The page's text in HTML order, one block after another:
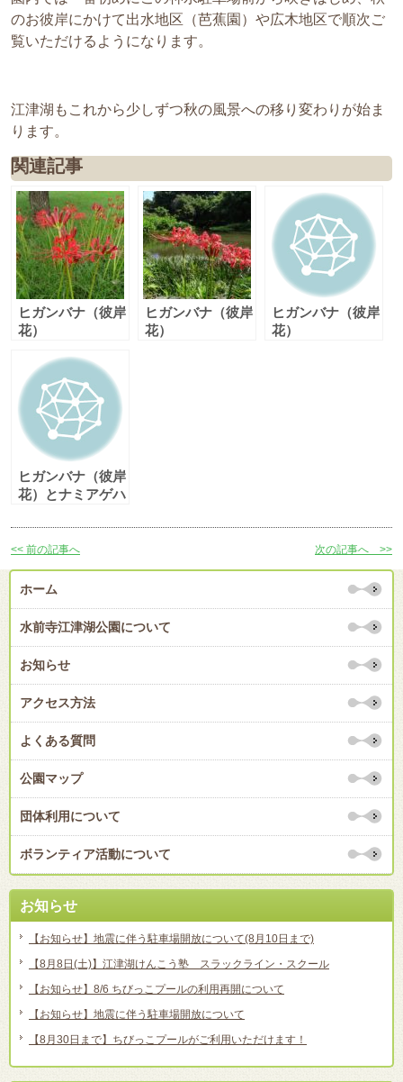
のお彼岸にかけて出水地区（芭蕉園）や広木地区で順次ご
覧いただけるようになります。
江津湖もこれから少しずつ秋の風景への移り変わりが始ま
ります。
関連記事
ヒガンバナ（彼岸
花）
ヒガンバナ（彼岸
花）
ヒガンバナ（彼岸
花）
ヒガンバナ（彼岸
花）とナミアゲハ
<< 前の記事へ 次の記事へ >>
ホーム
水前寺江津湖公園について
お知らせ
アクセス方法
よくある質問
公園マップ
団体利用について
ボランティア活動について
お知らせ
【お知らせ】地震に伴う駐車場開放について(8月10日まで)
【8月8日(土)】江津湖けんこう塾 スラックライン・スクール
【お知らせ】8/6 ちびっこプールの利用再開について
【お知らせ】地震に伴う駐車場開放について
【8月30日まで】ちびっこプールがご利用いただけます！